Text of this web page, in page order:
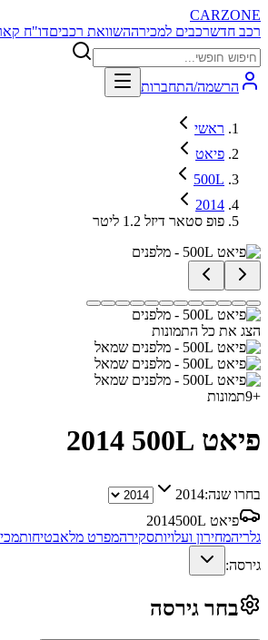
CARZONE
רכב חדשרכבים למכירההשוואת רכביםדו"ח
הרשמה/התחברות
ראשי
פיאט
500L
2014
פופ סטאר דיזל 1.2 ליטר
הצג את כל התמונות
+
9תמונות
פיאט 500L 2014
בחרו שנה:2014
פיאט 500L
2014
גלריהמחירון ועלויותסקירהמפרט מלאבטיחות
גירסה:
בחר גירסה